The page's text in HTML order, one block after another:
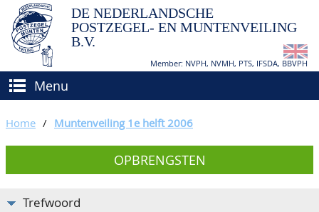
DE NEDERLANDSCHE
POSTZEGEL- EN MUNTENVEILING
B.V.
Member: NVPH, NVMH, PTS, IFSDA, BBVPH
Menu
(VER)KOPEN
Hoe verkopen?
Hoe kopen?
BIEDEN
TAXATIES
Home / Muntenveiling 1e helft 2006
OPBRENGSTEN
Trefwoord